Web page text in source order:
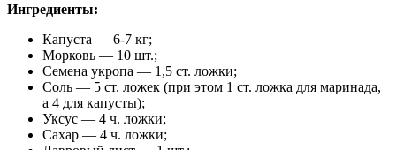
Ингредиенты:
Капуста — 6-7 кг;
Морковь — 10 шт.;
Семена укропа — 1,5 ст. ложки;
Соль — 5 ст. ложек (при этом 1 ст. ложка для маринада,
а 4 для капусты);
Уксус — 4 ч. ложки;
Сахар — 4 ч. ложки;